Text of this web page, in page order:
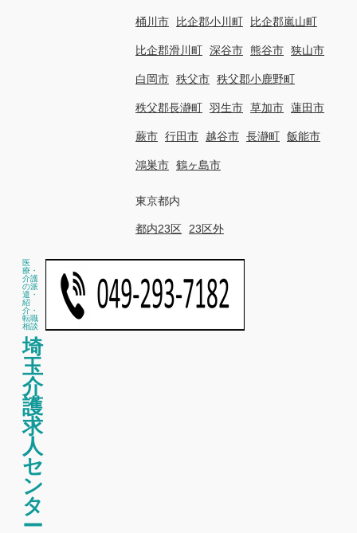
桶川市 比企郡小川町 比企郡嵐山町
比企郡滑川町 深谷市 熊谷市 狭山市
白岡市 秩父市 秩父郡小鹿野町
秩父郡長瀞町 羽生市 草加市 蓮田市
蕨市 行田市 越谷市 長瀞町 飯能市
鴻巣市 鶴ヶ島市
東京都内
都内23区 23区外
医
療・
介護
の派
遣・
紹
介・
転職
相談
埼
玉
介
護
求
人
セ
ン
タ
ー